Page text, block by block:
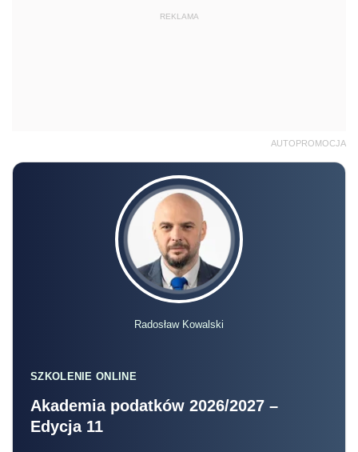
REKLAMA
AUTOPROMOCJA
Radosław Kowalski
SZKOLENIE ONLINE
Akademia podatków 2026/2027 –
Edycja 11